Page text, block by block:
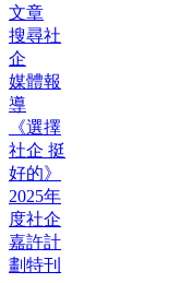
文章
搜尋社
企
媒體報
導
《選擇
社企 挺
好的》
2025年
度社企
嘉許計
劃特刊